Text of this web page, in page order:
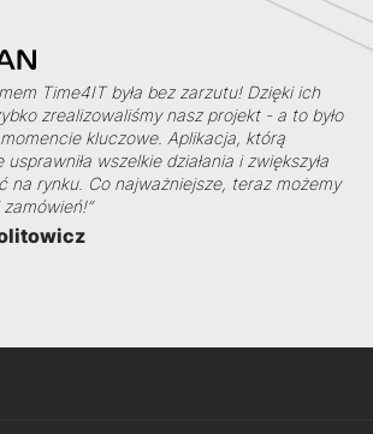
Time4IT była bez zarzutu! Dzięki ich
zrealizowaliśmy nasz projekt - a to było
kluczowe. Aplikacja, którą
wszelkie działania i zwiększyła
na rynku. Co najważniejsze, teraz możemy